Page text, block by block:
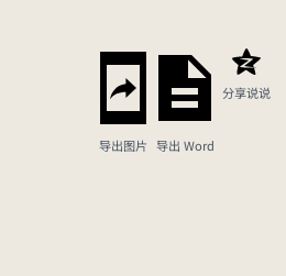
导出图片 导出 Word
分享说说